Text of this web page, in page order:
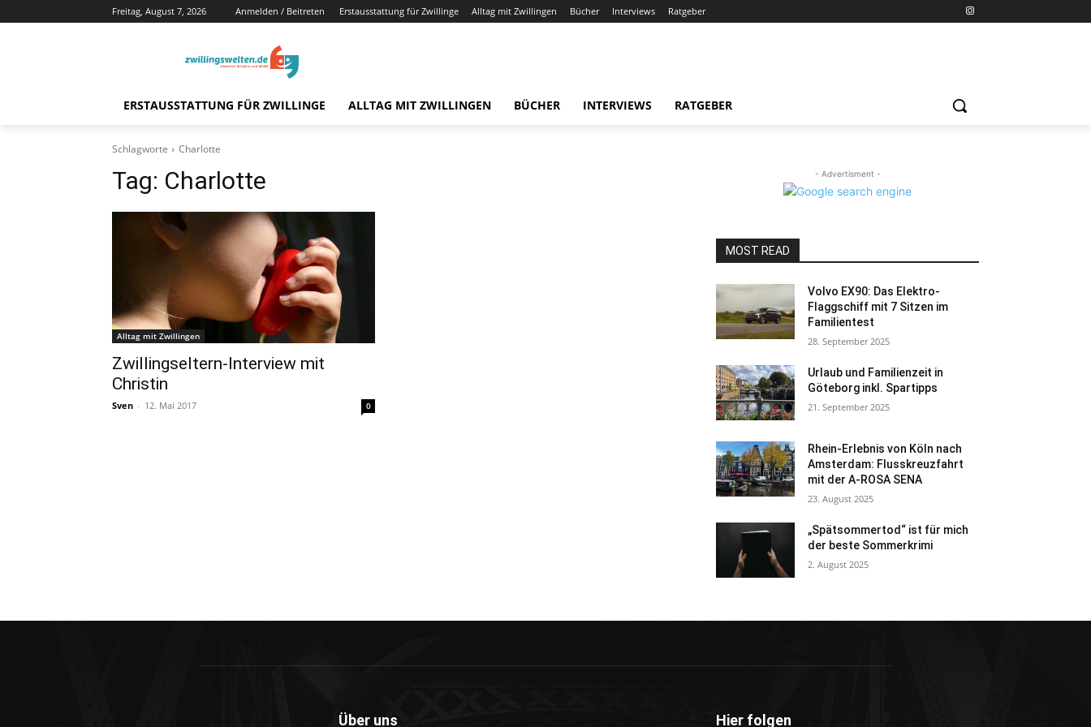
Freitag, August 7, 2026 Anmelden / Beitreten Erstausstattung für Zwillinge Alltag mit Zwillingen Bücher Interviews Ratgeber
ERSTAUSSTATTUNG FÜR ZWILLINGE ALLTAG MIT ZWILLINGEN BÜCHER INTERVIEWS RATGEBER
Schlagworte Charlotte
Tag: Charlotte
Alltag mit Zwillingen
Zwillingseltern-Interview mit
Christin
Sven - 12. Mai 2017 0
- Advertisment -
MOST READ
Volvo EX90: Das Elektro-
Flaggschiff mit 7 Sitzen im
Familientest
28. September 2025
Urlaub und Familienzeit in
Göteborg inkl. Spartipps
21. September 2025
Rhein-Erlebnis von Köln nach
Amsterdam: Flusskreuzfahrt
mit der A-ROSA SENA
23. August 2025
„Spätsommertod“ ist für mich
der beste Sommerkrimi
2. August 2025
Über uns Hier folgen